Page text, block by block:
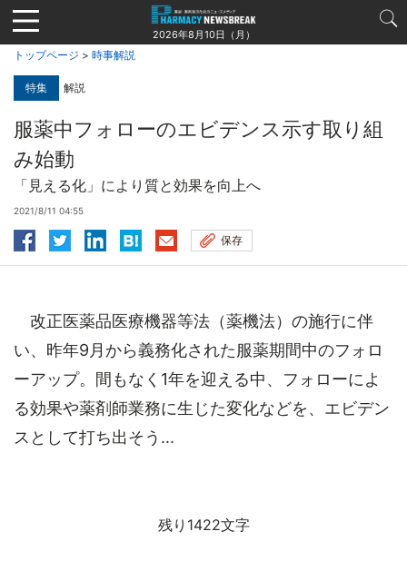
Jump
to
navigation
2026年8月10日（月）
トップページ > 時事解説
特集 解説
服薬中フォローのエビデンス示す取り組
み始動
「見える化」により質と効果を向上へ
2021/8/11 04:55
保存
改正医薬品医療機器等法（薬機法）の施行に伴
い、昨年9月から義務化された服薬期間中のフォロ
ーアップ。間もなく1年を迎える中、フォローによ
る効果や薬剤師業務に生じた変化などを、エビデン
スとして打ち出そう...
残り1422文字